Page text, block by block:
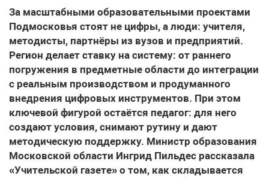
За масштабными образовательными проектами
Подмосковья стоят не цифры, а люди: учителя,
методисты, партнёры из вузов и предприятий.
Регион делает ставку на систему: от раннего
погружения в предметные области до интеграции
с реальным производством и продуманного
внедрения цифровых инструментов. При этом
ключевой фигурой остаётся педагог: для него
создают условия, снимают рутину и дают
методическую поддержку. Министр образования
Московской области Ингрид Пильдес рассказала
«Учительской газете» о том, как складывается